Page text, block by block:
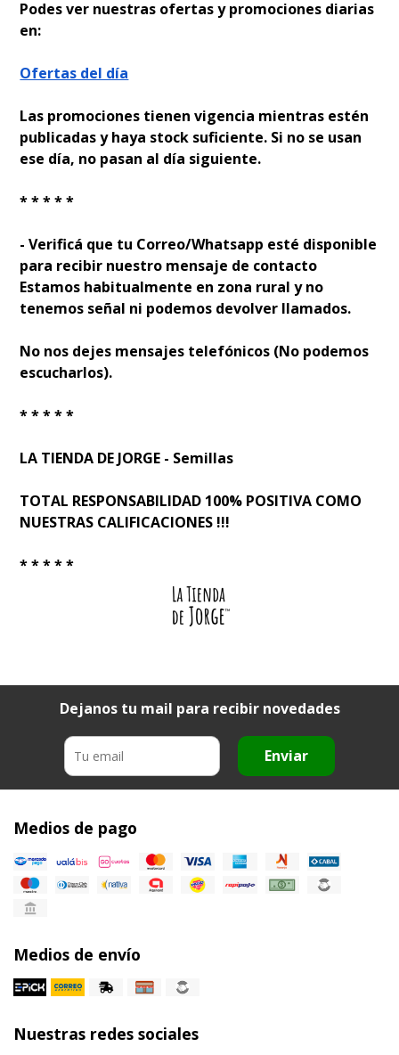
Podes ver nuestras ofertas y promociones diarias
en:
Ofertas del día
Las promociones tienen vigencia mientras estén
publicadas y haya stock suficiente. Si no se usan
ese día, no pasan al día siguiente.
* * * * *
- Verificá que tu Correo/Whatsapp esté disponible
para recibir nuestro mensaje de contacto
Estamos habitualmente en zona rural y no
tenemos señal ni podemos devolver llamados.
No nos dejes mensajes telefónicos (No podemos
escucharlos).
* * * * *
LA TIENDA DE JORGE - Semillas
TOTAL RESPONSABILIDAD 100% POSITIVA COMO
NUESTRAS CALIFICACIONES !!!
* * * * *
Dejanos tu mail para recibir novedades
Enviar
Medios de pago
Medios de envío
Nuestras redes sociales